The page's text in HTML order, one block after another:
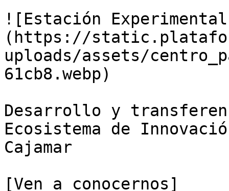
![Estación
(https://
uploads/assets/
61cb8.webp)
Desarrollo y
Ecosistema de
Cajamar
[Ven a conocernos]